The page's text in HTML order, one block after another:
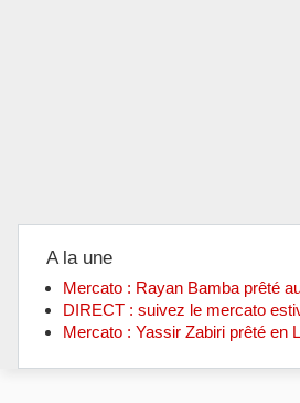
A la une
Mercato : Rayan Bamba prêté
DIRECT : suivez le mercato
Mercato : Yassir Zabiri prêté en